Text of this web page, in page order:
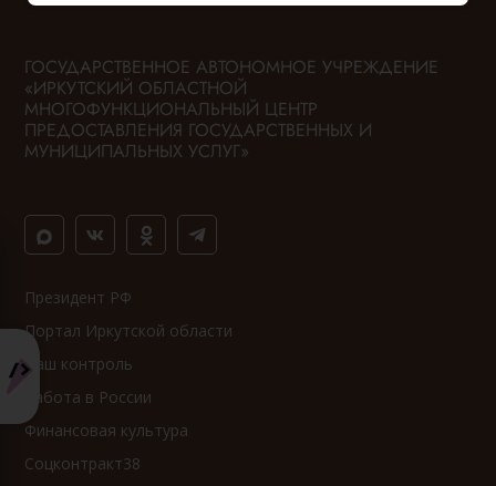
ГОСУДАРСТВЕННОЕ АВТОНОМНОЕ УЧРЕЖДЕНИЕ
«ИРКУТСКИЙ ОБЛАСТНОЙ
МНОГОФУНКЦИОНАЛЬНЫЙ ЦЕНТР
ПРЕДОСТАВЛЕНИЯ ГОСУДАРСТВЕННЫХ И
МУНИЦИПАЛЬНЫХ УСЛУГ»
Президент РФ
Портал Иркутской области
Ваш контроль
Работа в России
Финансовая культура
Соцконтракт38